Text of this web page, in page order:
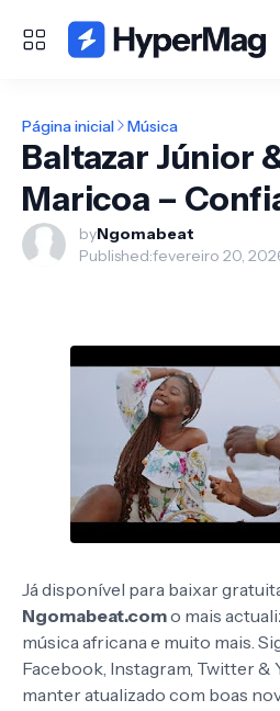
Página inicial Música
Baltazar Júnior
Maricoa –
byNgomabeat
Published:fevereiro 20,
Já disponível para baixar
Ngomabeat.como mais
música africana e muito mais.
Facebook, Instagram, Twitter &
manter atualizado com boas